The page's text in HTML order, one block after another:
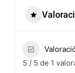
5 / 5 de 1